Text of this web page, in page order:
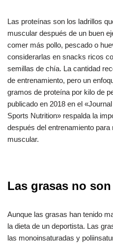
Las proteínas son los ladrillos
muscular después de un buen
comer más pollo, pescado o
considerarlas en snacks ricos
semillas de chía. La cantidad
de entrenamiento, pero un
gramos de proteína por kilo de
publicado en 2018 en el
Sports Nutrition» respalda la
después del entrenamiento
muscular.
Las grasas no
Aunque las grasas han tenido
la dieta de un deportista. Las
las monoinsaturadas y